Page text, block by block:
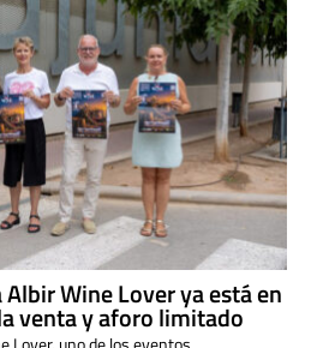
Wine Lover ya está en
venta y aforo limitado